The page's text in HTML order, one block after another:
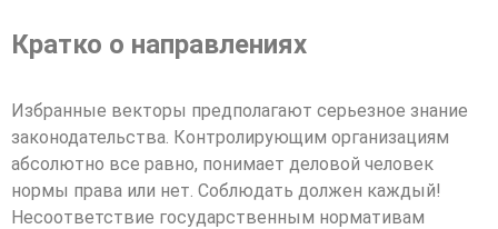
Кратко о направлениях
Избранные векторы предполагают серьезное знание
законодательства. Контролирующим организациям
абсолютно все равно, понимает деловой человек
нормы права или нет. Соблюдать должен каждый!
Несоответствие государственным нормативам